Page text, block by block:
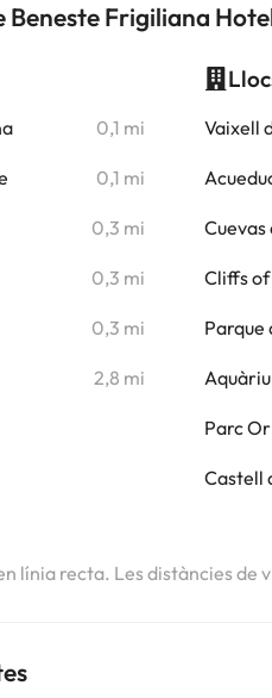
Beneste Frigiliana
0,1 mi
0,1 mi
0,3 mi
0,3 mi
0,3 mi
2,8 mi
Vaixell
Cuevas
Cliffs
Parque
Parc
Castell
línia recta. Les distàncies